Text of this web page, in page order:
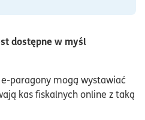
dostępne w myśl
paragony mogą wystawiać
kas fiskalnych online z taką